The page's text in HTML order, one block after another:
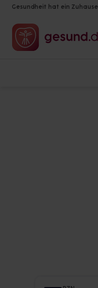
Gesundheit hat ein Zuhause